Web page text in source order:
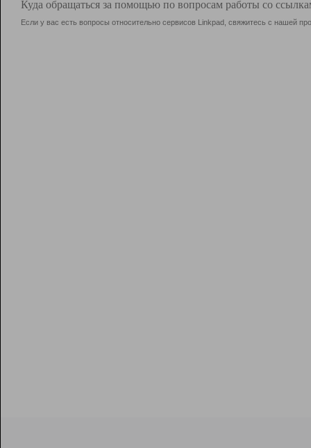
Куда обращаться за помощью по вопросам работы со
Если у вас есть вопросы относительно сервисов Linkpad, свяжитесь с нашей